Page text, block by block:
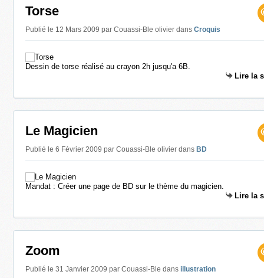
Torse
Publié le 12 Mars 2009 par Couassi-Ble olivier dans Croquis
Dessin de torse réalisé au crayon 2h jusqu'a 6B.
Lire la
Le Magicien
Publié le 6 Février 2009 par Couassi-Ble olivier dans BD
Mandat : Créer une page de BD sur le thème du magicien.
Lire la
Zoom
Publié le 31 Janvier 2009 par Couassi-Ble dans illustration